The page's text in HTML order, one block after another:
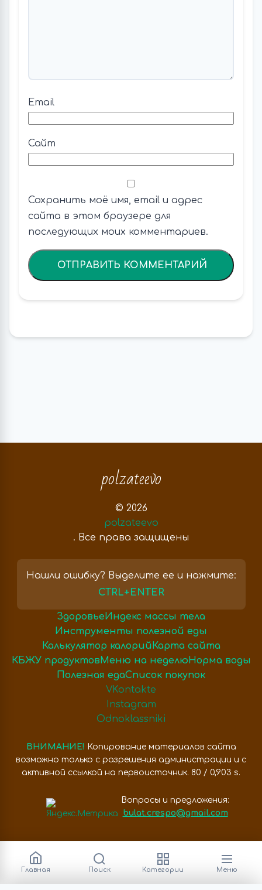
Email
Сайт
Сохранить моё имя, email и адрес
сайта в этом браузере для
последующих моих комментариев.
polzateevo
© 2026
polzateevo
. Все права защищены
Нашли ошибку? Выделите ее и нажмите:
CTRL+ENTER
Здоровье Индекс массы тела
Инструменты полезной еды
Калькулятор калорий Карта сайта
КБЖУ продуктов Меню на неделю Норма воды
Полезная едаСписок покупок
VKontakte
Instagram
Odnoklassniki
ВНИМАНИЕ! Копирование материалов сайта
возможно только с разрешения администрации и с
активной ссылкой на первоисточник. 80 / 0,903 s.
Вопросы и предложения:
bulat.crespo@gmail.com
Главная Поиск Категории Меню